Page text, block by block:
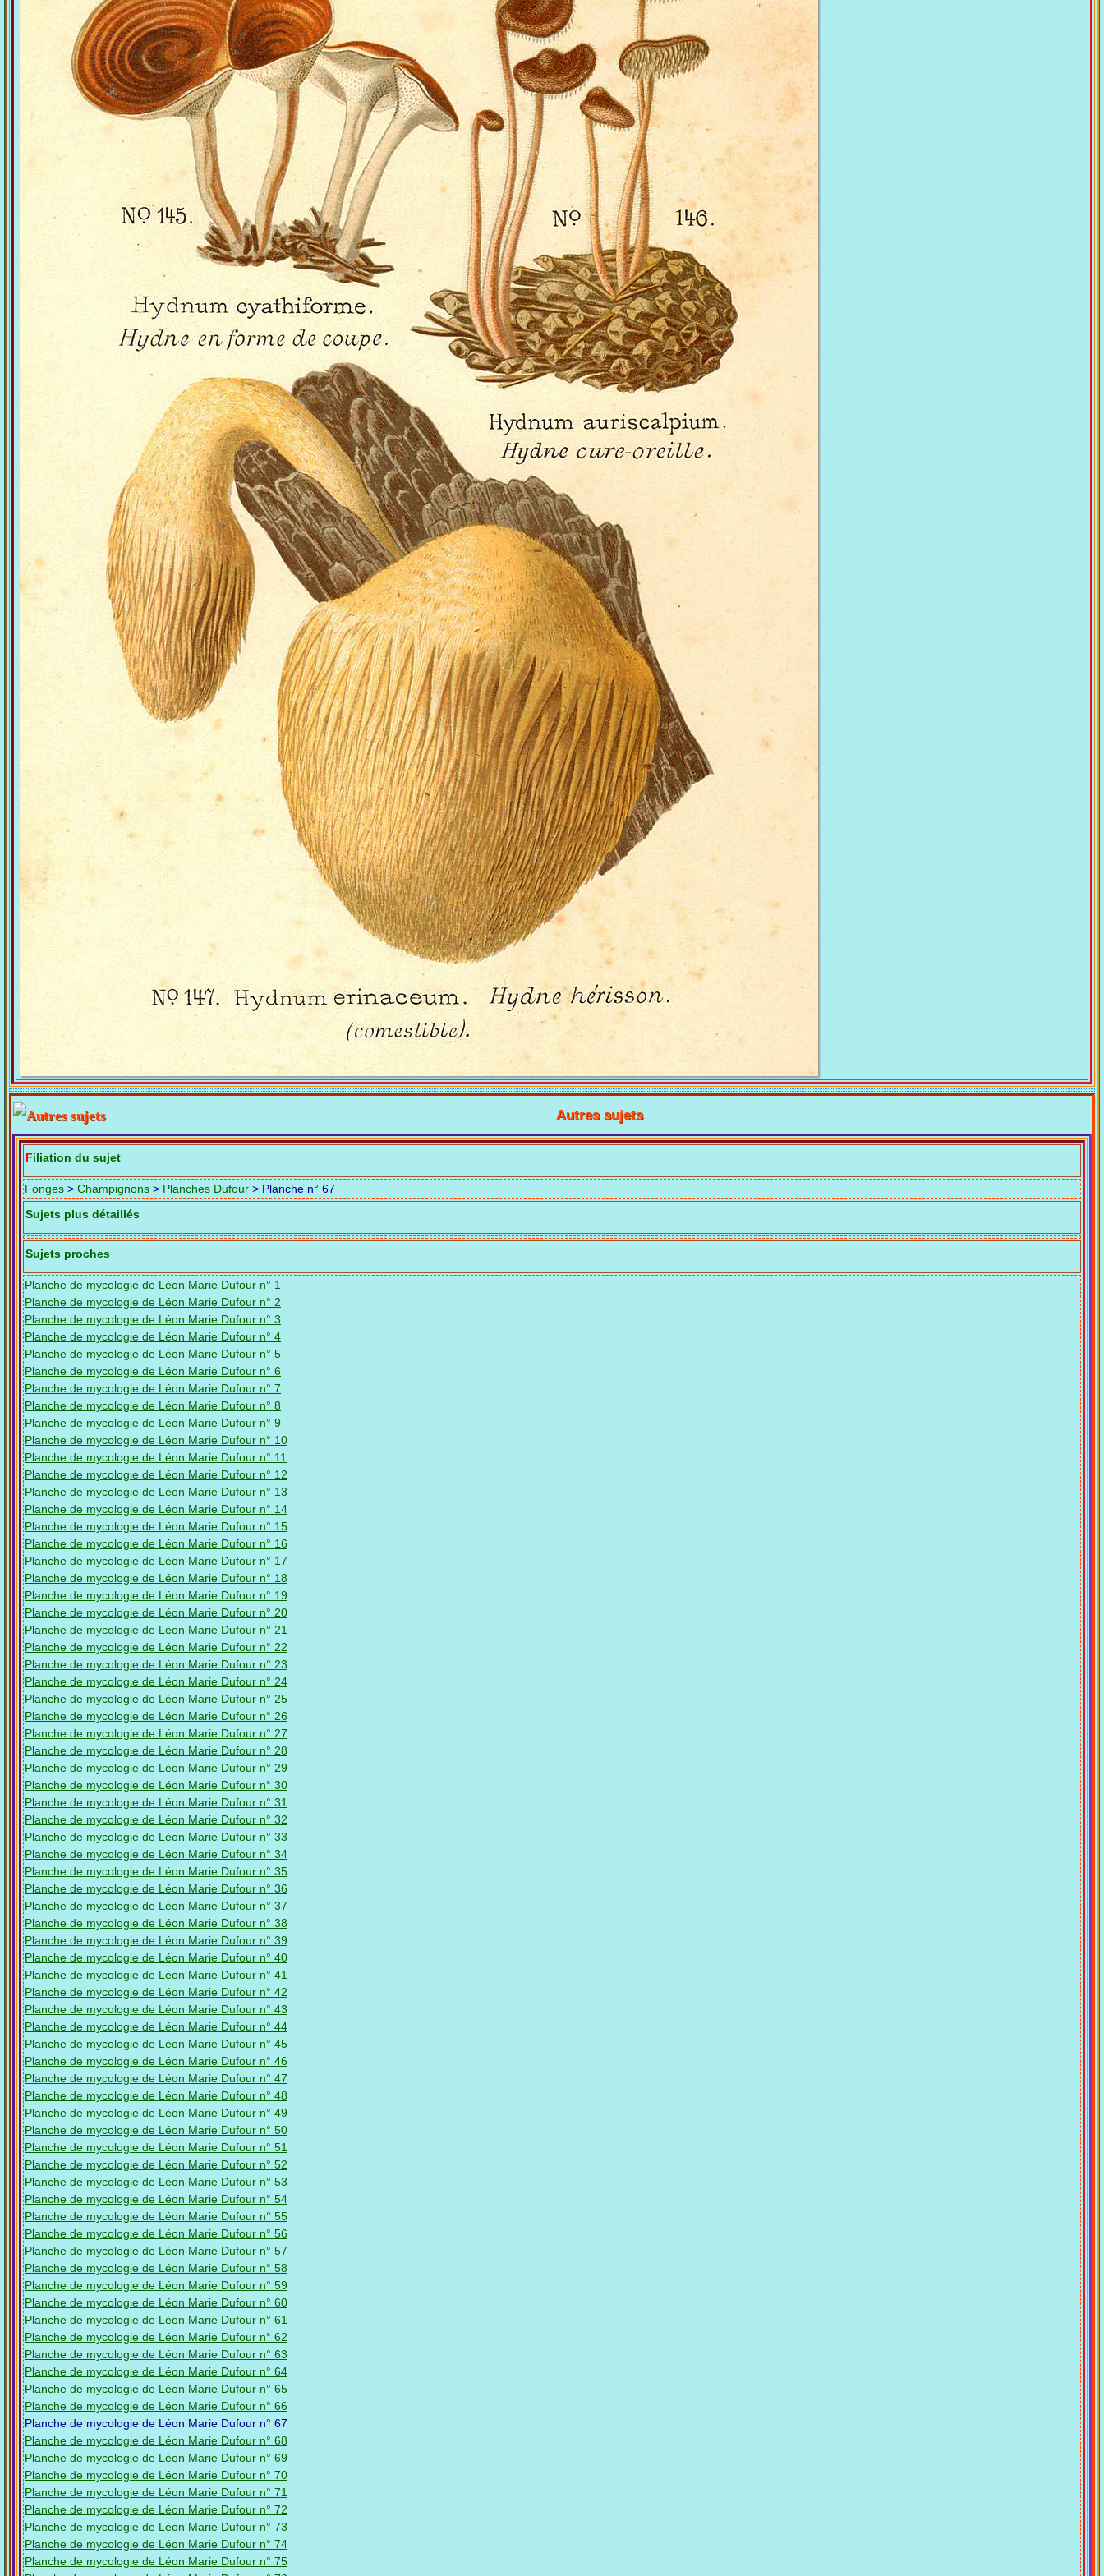
Autres sujets
Filiation du sujet
Fonges > Champignons > Planches Dufour > Planche n° 67
Sujets plus détaillés
Sujets proches
Planche de mycologie de Léon Marie Dufour n° 1
Planche de mycologie de Léon Marie Dufour n° 2
Planche de mycologie de Léon Marie Dufour n° 3
Planche de mycologie de Léon Marie Dufour n° 4
Planche de mycologie de Léon Marie Dufour n° 5
Planche de mycologie de Léon Marie Dufour n° 6
Planche de mycologie de Léon Marie Dufour n° 7
Planche de mycologie de Léon Marie Dufour n° 8
Planche de mycologie de Léon Marie Dufour n° 9
Planche de mycologie de Léon Marie Dufour n° 10
Planche de mycologie de Léon Marie Dufour n° 11
Planche de mycologie de Léon Marie Dufour n° 12
Planche de mycologie de Léon Marie Dufour n° 13
Planche de mycologie de Léon Marie Dufour n° 14
Planche de mycologie de Léon Marie Dufour n° 15
Planche de mycologie de Léon Marie Dufour n° 16
Planche de mycologie de Léon Marie Dufour n° 17
Planche de mycologie de Léon Marie Dufour n° 18
Planche de mycologie de Léon Marie Dufour n° 19
Planche de mycologie de Léon Marie Dufour n° 20
Planche de mycologie de Léon Marie Dufour n° 21
Planche de mycologie de Léon Marie Dufour n° 22
Planche de mycologie de Léon Marie Dufour n° 23
Planche de mycologie de Léon Marie Dufour n° 24
Planche de mycologie de Léon Marie Dufour n° 25
Planche de mycologie de Léon Marie Dufour n° 26
Planche de mycologie de Léon Marie Dufour n° 27
Planche de mycologie de Léon Marie Dufour n° 28
Planche de mycologie de Léon Marie Dufour n° 29
Planche de mycologie de Léon Marie Dufour n° 30
Planche de mycologie de Léon Marie Dufour n° 31
Planche de mycologie de Léon Marie Dufour n° 32
Planche de mycologie de Léon Marie Dufour n° 33
Planche de mycologie de Léon Marie Dufour n° 34
Planche de mycologie de Léon Marie Dufour n° 35
Planche de mycologie de Léon Marie Dufour n° 36
Planche de mycologie de Léon Marie Dufour n° 37
Planche de mycologie de Léon Marie Dufour n° 38
Planche de mycologie de Léon Marie Dufour n° 39
Planche de mycologie de Léon Marie Dufour n° 40
Planche de mycologie de Léon Marie Dufour n° 41
Planche de mycologie de Léon Marie Dufour n° 42
Planche de mycologie de Léon Marie Dufour n° 43
Planche de mycologie de Léon Marie Dufour n° 44
Planche de mycologie de Léon Marie Dufour n° 45
Planche de mycologie de Léon Marie Dufour n° 46
Planche de mycologie de Léon Marie Dufour n° 47
Planche de mycologie de Léon Marie Dufour n° 48
Planche de mycologie de Léon Marie Dufour n° 49
Planche de mycologie de Léon Marie Dufour n° 50
Planche de mycologie de Léon Marie Dufour n° 51
Planche de mycologie de Léon Marie Dufour n° 52
Planche de mycologie de Léon Marie Dufour n° 53
Planche de mycologie de Léon Marie Dufour n° 54
Planche de mycologie de Léon Marie Dufour n° 55
Planche de mycologie de Léon Marie Dufour n° 56
Planche de mycologie de Léon Marie Dufour n° 57
Planche de mycologie de Léon Marie Dufour n° 58
Planche de mycologie de Léon Marie Dufour n° 59
Planche de mycologie de Léon Marie Dufour n° 60
Planche de mycologie de Léon Marie Dufour n° 61
Planche de mycologie de Léon Marie Dufour n° 62
Planche de mycologie de Léon Marie Dufour n° 63
Planche de mycologie de Léon Marie Dufour n° 64
Planche de mycologie de Léon Marie Dufour n° 65
Planche de mycologie de Léon Marie Dufour n° 66
Planche de mycologie de Léon Marie Dufour n° 67
Planche de mycologie de Léon Marie Dufour n° 68
Planche de mycologie de Léon Marie Dufour n° 69
Planche de mycologie de Léon Marie Dufour n° 70
Planche de mycologie de Léon Marie Dufour n° 71
Planche de mycologie de Léon Marie Dufour n° 72
Planche de mycologie de Léon Marie Dufour n° 73
Planche de mycologie de Léon Marie Dufour n° 74
Planche de mycologie de Léon Marie Dufour n° 75